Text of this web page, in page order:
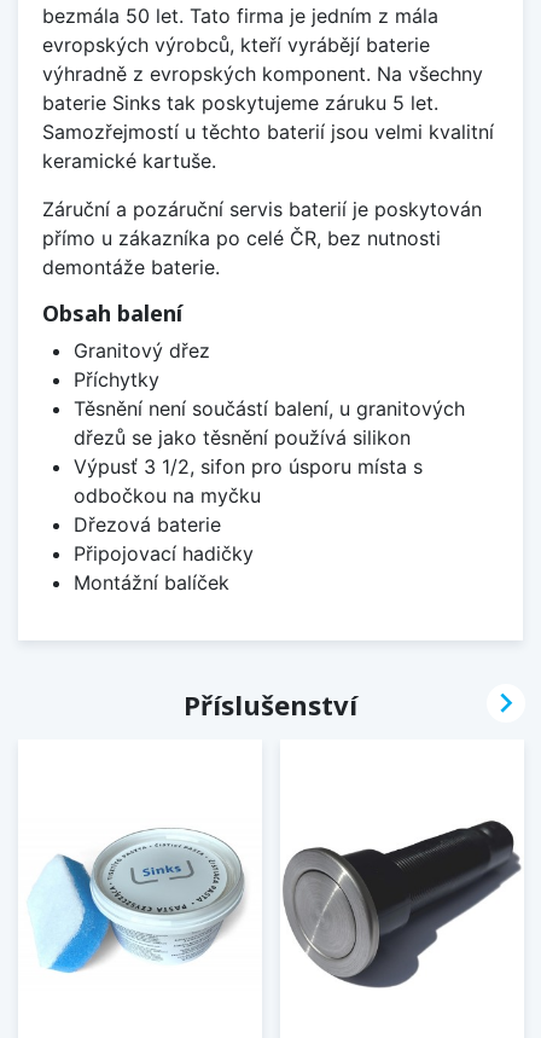
bezmála 50 let. Tato firma je jedním z mála
evropských výrobců, kteří vyrábějí baterie
výhradně z evropských komponent. Na všechny
baterie Sinks tak poskytujeme záruku 5 let.
Samozřejmostí u těchto baterií jsou velmi kvalitní
keramické kartuše.
Záruční a pozáruční servis baterií je poskytován
přímo u zákazníka po celé ČR, bez nutnosti
demontáže baterie.
Obsah balení
Granitový dřez
Příchytky
Těsnění není součástí balení, u granitových
dřezů se jako těsnění používá silikon
Výpusť 3 1/2, sifon pro úsporu místa s
odbočkou na myčku
Dřezová baterie
Připojovací hadičky
Montážní balíček
Příslušenství 